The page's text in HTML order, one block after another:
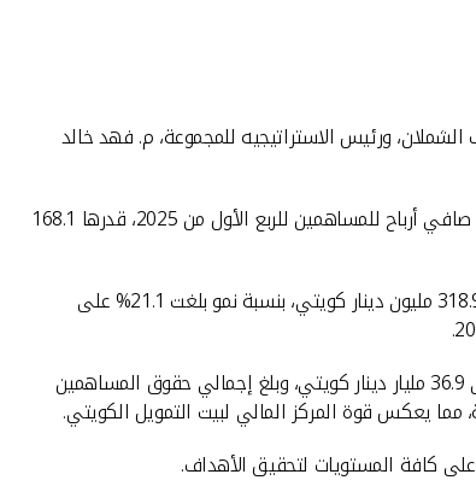
الرئيس التنفيذي للمجموعة، خالد يوسف الشملان، ورئيس الاستراتيجيه للمجموعة، م. فهد خالد
، اللقاء بتسليط الضوء على الأداء المالي للبنك، مشيرا إلى أن بيت التمويل الكويتي حقق صافي أرباح للمساهمين للربع الأول من 2025، قدرها 168.1
وبلغت ربحية السهم 9.77 فلسا للربع الأول من عام 2025 بنسبة نمو 3.1% مقارنة بالربع الأول من عام 2024. وارتفع صافي إيرادات التمويل ليصل إلى 318.9 مليون دينار كويتي، بنسبة نمو بلغت 21.1% على
وذكر الشملان ان رصيد مديني التمويل للربع الأول من عام 2025 ارتفع ليصل الى 19.3 مليار دينار كويتي، كما ارتفع رصيد إجمالي الموجودات ليصل إلى 36.9 مليار دينار كويتي، وبلغ إجمالي حقوق المساهمين
كافة المستويات لتحقيق الأهداف.